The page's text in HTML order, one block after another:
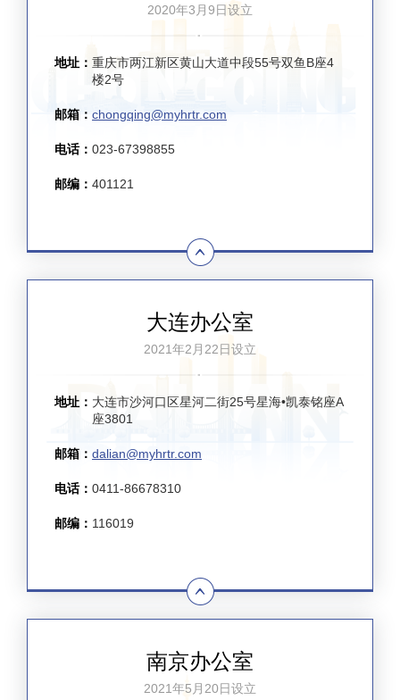
2020年3月9日设立
地址： 重庆市两江新区黄山大道中段55号双鱼B座4
楼2号
邮箱： chongqing@myhrtr.com
电话： 023-67398855
邮编： 401121
大连办公室
2021年2月22日设立
地址： 大连市沙河口区星河二街25号星海•凯泰铭座A
座3801
邮箱： dalian@myhrtr.com
电话： 0411-86678310
邮编： 116019
南京办公室
2021年5月20日设立